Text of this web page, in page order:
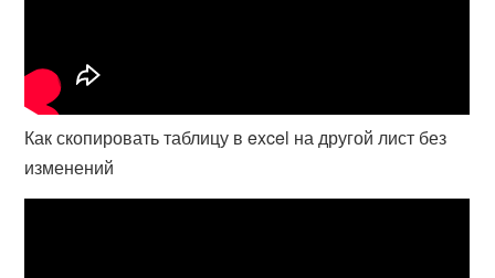
Как скопировать таблицу в excel на другой лист без
изменений